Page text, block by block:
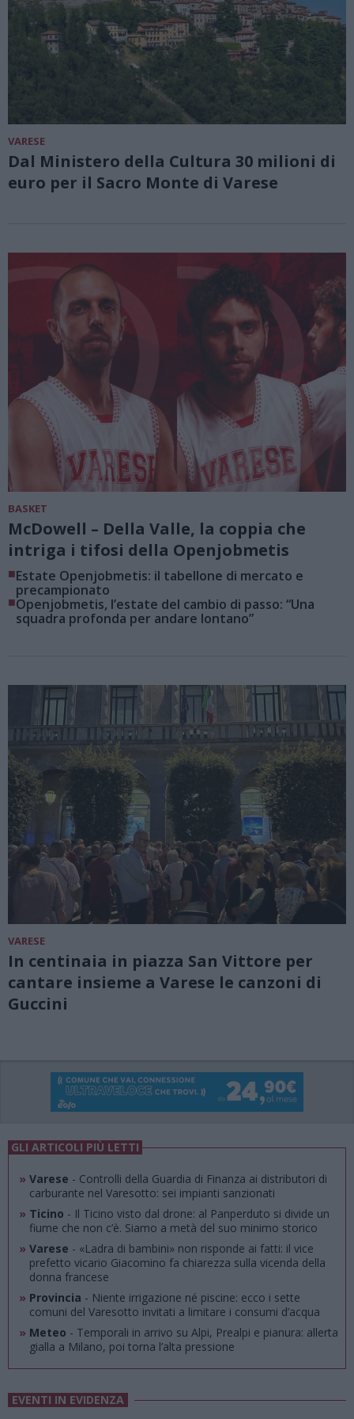
VARESE
Dal Ministero della Cultura 30 milioni di
euro per il Sacro Monte di Varese
BASKET
McDowell – Della Valle, la coppia che
intriga i tifosi della Openjobmetis
■Estate Openjobmetis: il tabellone di mercato e
precampionato
■Openjobmetis, l’estate del cambio di passo: “Una
squadra profonda per andare lontano”
VARESE
In centinaia in piazza San Vittore per
cantare insieme a Varese le canzoni di
Guccini
GLI ARTICOLI PIÙ LETTI
» Varese - Controlli della Guardia di Finanza ai distributori di
carburante nel Varesotto: sei impianti sanzionati
» Ticino - Il Ticino visto dal drone: al Panperduto si divide un
fiume che non c’è. Siamo a metà del suo minimo storico
» Varese - «Ladra di bambini» non risponde ai fatti: il vice
prefetto vicario Giacomino fa chiarezza sulla vicenda della
donna francese
» Provincia - Niente irrigazione né piscine: ecco i sette
comuni del Varesotto invitati a limitare i consumi d’acqua
» Meteo - Temporali in arrivo su Alpi, Prealpi e pianura: allerta
gialla a Milano, poi torna l’alta pressione
EVENTI IN EVIDENZA